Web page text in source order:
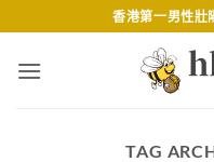
to
content
香港第一男性壯
TAG